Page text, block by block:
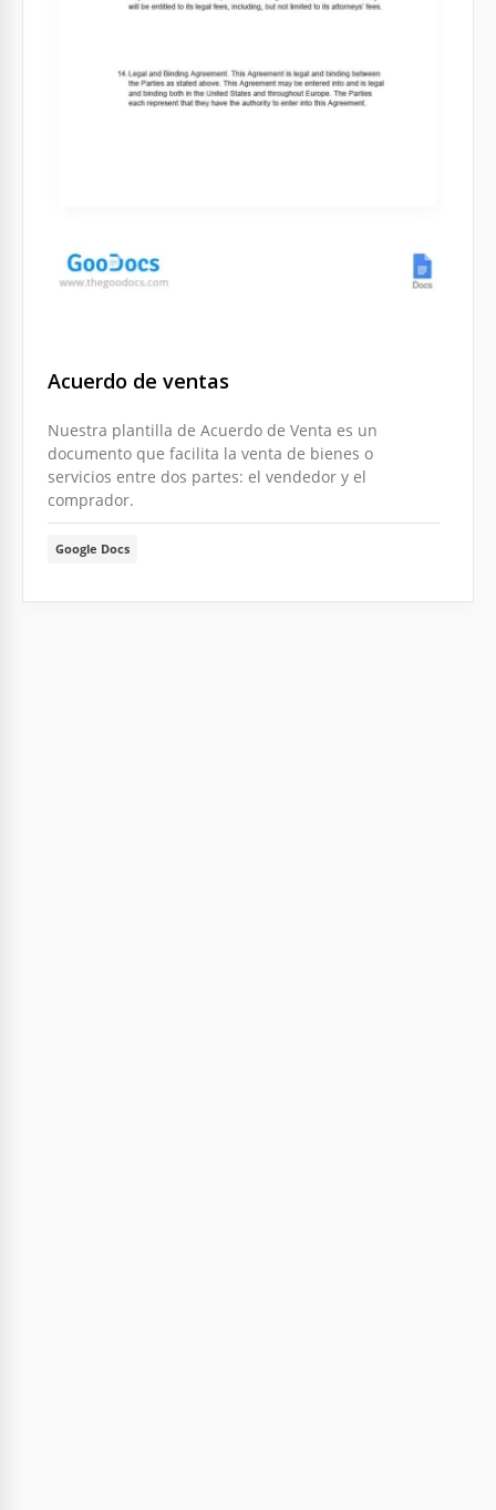
Acuerdo de ventas
Nuestra plantilla de Acuerdo de Venta es un
documento que facilita la venta de bienes o
servicios entre dos partes: el vendedor y el
comprador.
Google Docs